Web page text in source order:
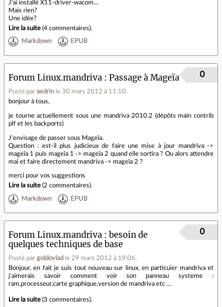
J'ai installé X11-driver-wacom…
Mais rien?
Une idée?
Lire la suite (4 commentaires).
Markdown EPUB
Forum Linux.mandriva Passage à Mageïa
Posté par aedrin le 30 mars 2012 à 11:10.
0
bonjour à tous,
je tourne actuellement sous une mandriva 2010.2 (dépôts main contrib
plf et les backports)
J'envisage de passer sous Mageïa.
Question : est-il plus judicieux de faire une mise à jour mandriva ->
mageïa 1 puis mageïa 1 -> mageïa 2 quand elle sortira ? Ou alors attendre
mai et faire directement mandriva -> mageïa 2 ?
merci pour vos suggestions
Lire la suite (2 commentaires).
Markdown EPUB
Forum Linux.mandriva
besoin de
quelques techniques de base
Posté par goldovlad le 29 mars 2012 à 19:06.
0
Bonjour, en fait je suis tout nouveau sur linux, en particuier mandriva et
j'aimerais savoir comment voir son panneau systeme :
ram,processeur,carte graphique,version de mandriva etc …
Lire la suite (3 commentaires).